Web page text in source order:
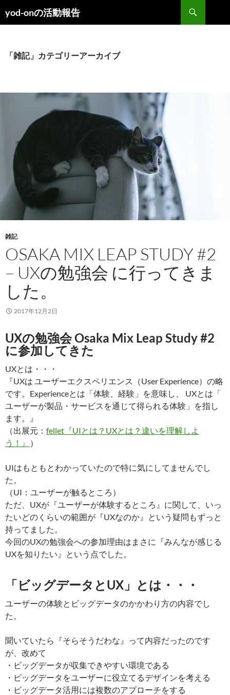
ン
キ
yod-onの活動報告
索
「雑記」カテゴリーアーカイブ
雑記
OSAKA MIX LEAP STUDY #2
– UXの勉強会 に行ってきま
した。
2017年12月2日
UXの勉強会 Osaka Mix Leap Study #2
に参加してきた
UXとは・・・
『UXは ユーザーエクスペリエンス（User Experience）の略
です。Experienceとは「体験、経験」を意味し、 UXとは「
ユーザーが製品・サービスを通じて得られる体験」を指し
ます。』
（出展元： fellet『UIとは？UXとは？違いを理解しよ
う！』 ）
UIはもともとわかっていたので特に気にしてませんでし
た。
（UI：ユーザーが触るところ）
ただ、UXが『ユーザーが体験するところ』に関して、いっ
たいどのくらいの範囲が『UXなのか』という疑問もずっと
持ってました。
今回のUXの勉強会への参加理由はまさに『みんなが感じる
UXを知りたい』という点でした。
「ビッグデータとUX」とは・・・
ユーザーの体験とビッグデータのかかわり方の内容でし
た。
聞いていたら『そらそうだわな』って内容だったのです
が、改めて
・ビッグデータが収集できやすい環境である
・ビッグデータをユーザーに役立てるデザインを考える
・ビッグデータ活用には複数のアプローチをする